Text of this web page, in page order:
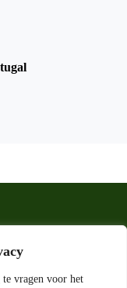
vragen voor het